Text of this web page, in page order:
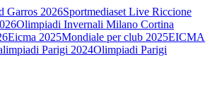
Garros 2026Sportmediaset Live Riccione
Olimpiadi Invernali Milano Cortina
Eicma 2025Mondiale per club 2025EICMA
Parigi 2024Olimpiadi Parigi